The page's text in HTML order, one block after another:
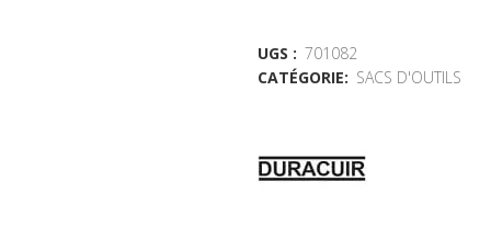
UGS : 701082
CATÉGORIE: SACS D'OUTILS